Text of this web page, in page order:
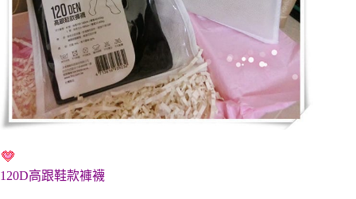
120D高跟鞋款褲襪